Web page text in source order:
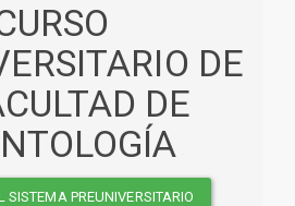
DE
DE
SISTEMA PREUNIVERSITARIO